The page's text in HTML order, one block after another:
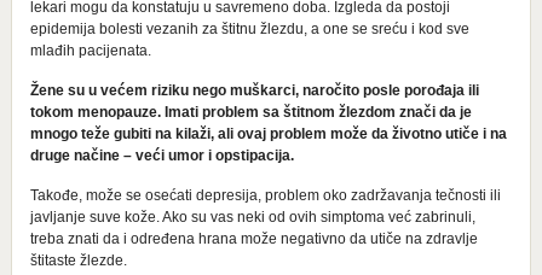
lekari mogu da konstatuju u savremeno doba. Izgleda da postoji
epidemija bolesti vezanih za štitnu žlezdu, a one se sreću i kod sve
mlađih pacijenata.
Žene su u većem riziku nego muškarci, naročito posle porođaja ili
tokom menopauze. Imati problem sa štitnom žlezdom znači da je
mnogo teže gubiti na kilaži, ali ovaj problem može da životno utiče i na
druge načine – veći umor i opstipacija.
Takođe, može se osećati depresija, problem oko zadržavanja tečnosti ili
javljanje suve kože. Ako su vas neki od ovih simptoma već zabrinuli,
treba znati da i određena hrana može negativno da utiče na zdravlje
štitaste žlezde.